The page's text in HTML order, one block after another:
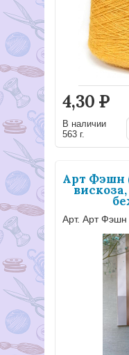
4,30 Р
В наличии
563 г.
Арт Фэшн
Арт. Арт